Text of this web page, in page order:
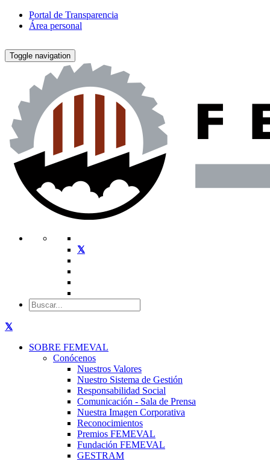
Portal de Transparencia
Área personal
Toggle navigation
SOBRE FEMEVAL
Conócenos
Nuestros Valores
Nuestro Sistema de Gestión
Responsabilidad Social
Comunicación - Sala de Prensa
Nuestra Imagen Corporativa
Reconocimientos
Premios FEMEVAL
Fundación FEMEVAL
GESTRAM